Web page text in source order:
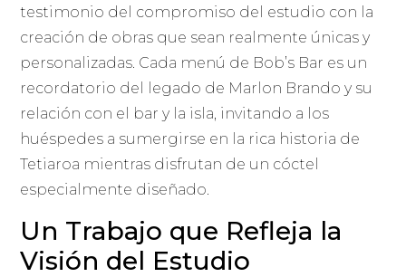
testimonio del compromiso del estudio con la
creación de obras que sean realmente únicas y
personalizadas. Cada menú de Bob’s Bar es un
recordatorio del legado de Marlon Brando y su
relación con el bar y la isla, invitando a los
huéspedes a sumergirse en la rica historia de
Tetiaroa mientras disfrutan de un cóctel
especialmente diseñado.
Un Trabajo que Refleja la
Visión del Estudio